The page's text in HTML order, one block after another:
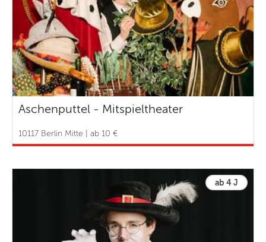
Aschenputtel - Mitspieltheater
10117 Berlin Mitte | ab 10 €
ab 4 J